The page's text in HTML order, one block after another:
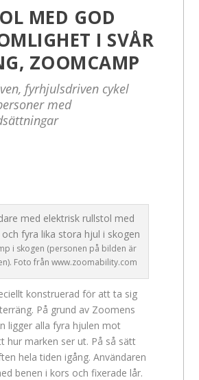
MED GOD
I SVÅR
ZOOMCAMP
fyrhjulsdriven cykel
med
i skogen (personen på bilden är
Foto från www.zoomability.com
konstruerad för att ta sig
På grund av Zoomens
ligger alla fyra hjulen mot
hur marken ser ut. På så sätt
hela tiden igång. Användaren
benen i kors och fixerade lår.